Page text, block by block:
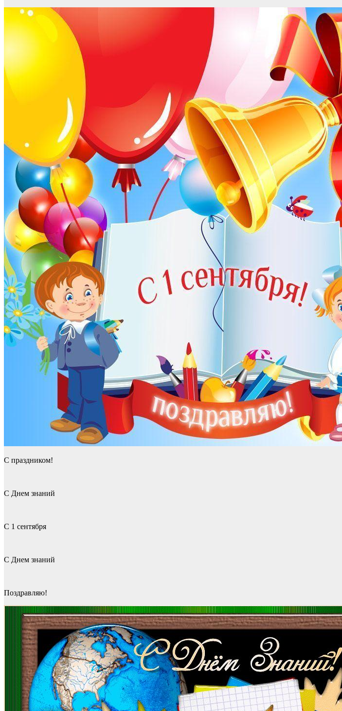
С праздником!
С Днем знаний
С 1 сентября
С Днем знаний
Поздравляю!